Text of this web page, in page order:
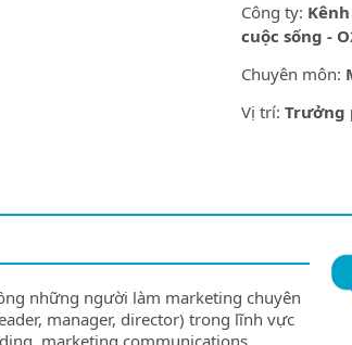
Công ty:
cuộc sống -
Chuyên môn:
Vị trí: Trưởng
những người làm marketing chuyên
manager, director) trong lĩnh vực